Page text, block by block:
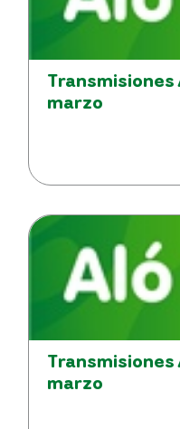
Transmisiones
marzo
Transmisiones
marzo